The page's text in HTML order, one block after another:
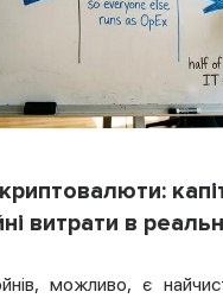
витрати в
можливо, є